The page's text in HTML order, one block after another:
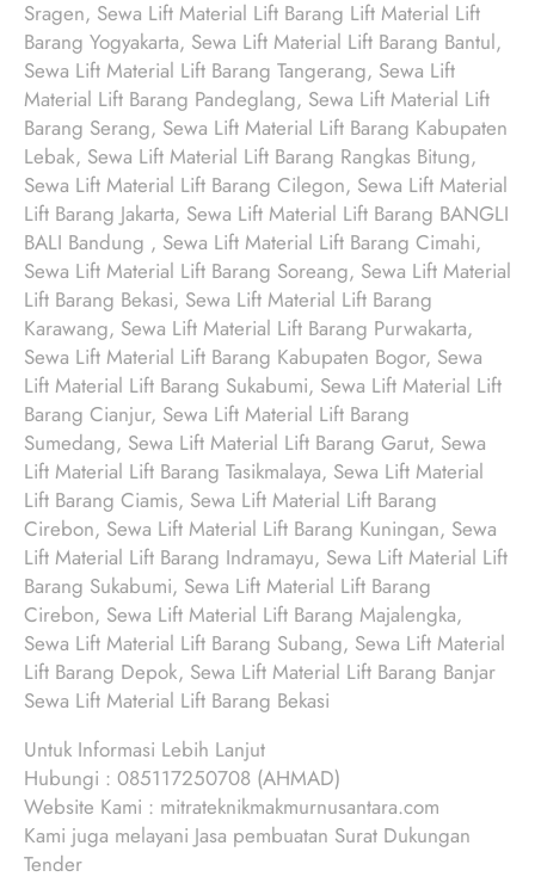
Sragen, Sewa Lift Material Lift Barang Lift Material Lift
Barang Yogyakarta, Sewa Lift Material Lift Barang Bantul,
Sewa Lift Material Lift Barang Tangerang, Sewa Lift
Material Lift Barang Pandeglang, Sewa Lift Material Lift
Barang Serang, Sewa Lift Material Lift Barang Kabupaten
Lebak, Sewa Lift Material Lift Barang Rangkas Bitung,
Sewa Lift Material Lift Barang Cilegon, Sewa Lift Material
Lift Barang Jakarta, Sewa Lift Material Lift Barang BANGLI
BALI Bandung , Sewa Lift Material Lift Barang Cimahi,
Sewa Lift Material Lift Barang Soreang, Sewa Lift Material
Lift Barang Bekasi, Sewa Lift Material Lift Barang
Karawang, Sewa Lift Material Lift Barang Purwakarta,
Sewa Lift Material Lift Barang Kabupaten Bogor, Sewa
Lift Material Lift Barang Sukabumi, Sewa Lift Material Lift
Barang Cianjur, Sewa Lift Material Lift Barang
Sumedang, Sewa Lift Material Lift Barang Garut, Sewa
Lift Material Lift Barang Tasikmalaya, Sewa Lift Material
Lift Barang Ciamis, Sewa Lift Material Lift Barang
Cirebon, Sewa Lift Material Lift Barang Kuningan, Sewa
Lift Material Lift Barang Indramayu, Sewa Lift Material Lift
Barang Sukabumi, Sewa Lift Material Lift Barang
Cirebon, Sewa Lift Material Lift Barang Majalengka,
Sewa Lift Material Lift Barang Subang, Sewa Lift Material
Lift Barang Depok, Sewa Lift Material Lift Barang Banjar
Sewa Lift Material Lift Barang Bekasi
Untuk Informasi Lebih Lanjut
Hubungi : 085117250708 (AHMAD)
Website Kami : mitrateknikmakmurnusantara.com
Kami juga melayani Jasa pembuatan Surat Dukungan
Tender